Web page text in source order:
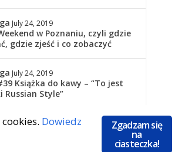
July 24, 2019
w Poznaniu, czyli gdzie
gdzie zjeść i co zobaczyć
July 24, 2019
Książka do kawy – “To jest
Russian Style”
Zgadzam się
na
ciasteczka!
Dowiedz